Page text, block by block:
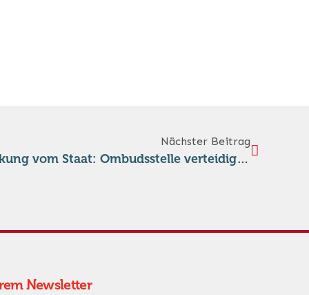
Nächster Beitrag
Einseitigkeit mit Rückendeckung vom Staat: Ombudsstelle verteidigt SRF-Beitrag
Newsletter